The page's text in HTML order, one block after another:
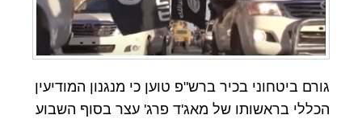
גורם ביטחוני בכיר ברש"פ טוען כי מנגנון המודיעין
הכללי בראשותו של מאג'ד פרג' עצר בסוף השבוע